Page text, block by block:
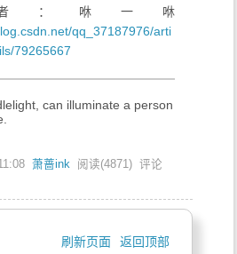
：咻一咻
qq_37187976/arti
79265667
can illuminate a person
萧蔷ink 阅读(4871) 评论
刷新页面 返回顶部